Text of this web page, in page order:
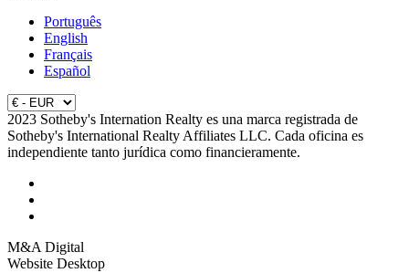
Português
English
Français
Español
2023 Sotheby's Internation Realty es una marca registrada de
Sotheby's International Realty Affiliates LLC. Cada oficina es
independiente tanto jurídica como financieramente.
M&A Digital
Website Desktop